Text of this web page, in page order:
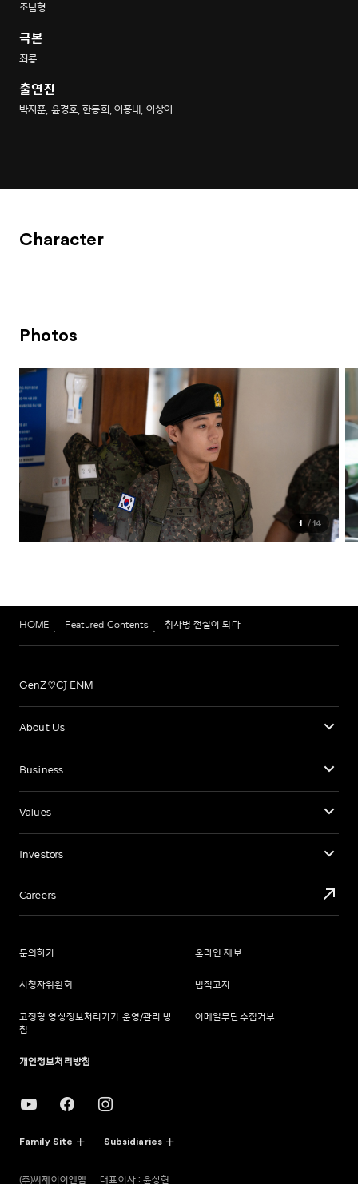
조남형
극본
최룡
출연진
박지훈, 윤경호, 한동희, 이홍내, 이상이
Character
Photos
1 14
HOME Featured Contents 취사병 전설이 되다
GenZ♡CJ ENM
About Us
Business
Values
Investors
Careers
문의하기 온라인 제보
시청자위원회 법적고지
고정형 영상정보처리기기 운영/관리 방
침
이메일무단수집거부
개인정보처리방침
Family Site Subsidiaries
(주)씨제이이엔엠 대표이사 : 윤상현